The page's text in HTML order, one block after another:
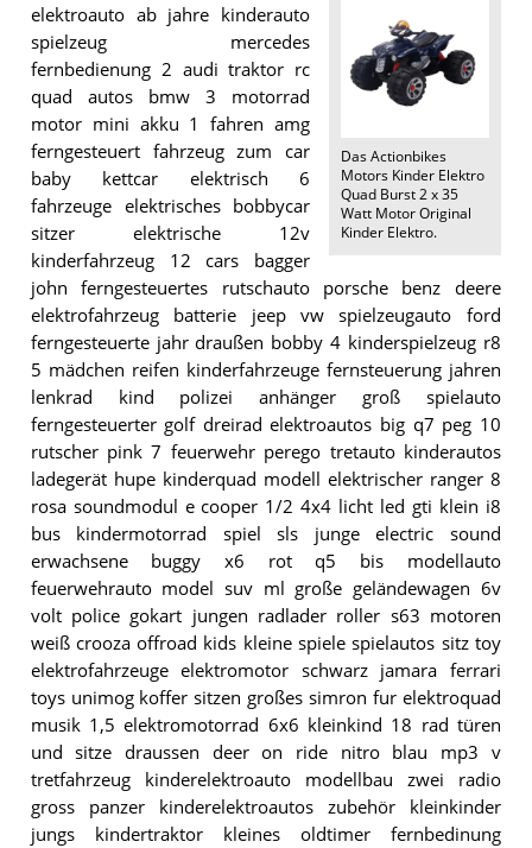
Das Actionbikes
Motors Kinder Elektro
Quad Burst 2 x 35
Watt Motor Original
Kinder Elektro.
elektroauto ab jahre kinderauto
spielzeug mercedes
fernbedienung 2 audi traktor rc
quad autos bmw 3 motorrad
motor mini akku 1 fahren amg
ferngesteuert fahrzeug zum car
baby kettcar elektrisch 6
fahrzeuge elektrisches bobbycar
sitzer elektrische 12v
kinderfahrzeug 12 cars bagger
john ferngesteuertes rutschauto porsche benz deere
elektrofahrzeug batterie jeep vw spielzeugauto ford
ferngesteuerte jahr draußen bobby 4 kinderspielzeug r8
5 mädchen reifen kinderfahrzeuge fernsteuerung jahren
lenkrad kind polizei anhänger groß spielauto
ferngesteuerter golf dreirad elektroautos big q7 peg 10
rutscher pink 7 feuerwehr perego tretauto kinderautos
ladegerät hupe kinderquad modell elektrischer ranger 8
rosa soundmodul e cooper 1/2 4x4 licht led gti klein i8
bus kindermotorrad spiel sls junge electric sound
erwachsene buggy x6 rot q5 bis modellauto
feuerwehrauto model suv ml große geländewagen 6v
volt police gokart jungen radlader roller s63 motoren
weiß crooza offroad kids kleine spiele spielautos sitz toy
elektrofahrzeuge elektromotor schwarz jamara ferrari
toys unimog koffer sitzen großes simron fur elektroquad
musik 1,5 elektromotorrad 6x6 kleinkind 18 rad türen
und sitze draussen deer on ride nitro blau mp3 v
tretfahrzeug kinderelektroauto modellbau zwei radio
gross panzer kinderelektroautos zubehör kleinkinder
jungs kindertraktor kleines oldtimer fernbedinung